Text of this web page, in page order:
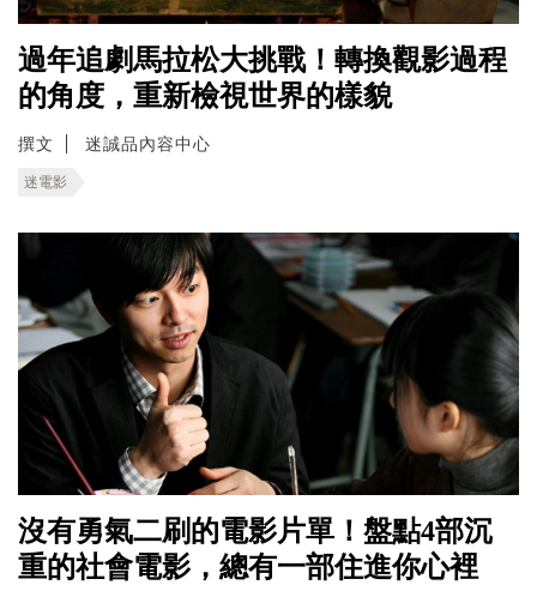
過年追劇馬拉松大挑戰！轉換觀影過程
的角度，重新檢視世界的樣貌
撰文 迷誠品內容中心
迷電影
沒有勇氣二刷的電影片單！盤點4部沉
重的社會電影，總有一部住進你心裡